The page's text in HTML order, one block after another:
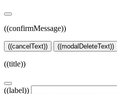
((confirmMessage))
((cancelText)) ((modalDeleteText))
((title))
((label))